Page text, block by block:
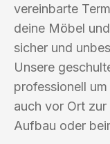
vereinbarte
deine Möbel
sicher und
Unsere
professionell
auch vor Ort
Aufbau oder